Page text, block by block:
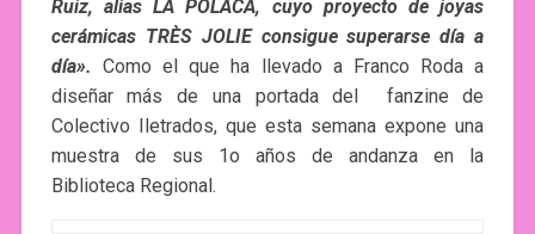
Ruiz, alias LA POLACA, cuyo proyecto de joyas
cerámicas TRÈS JOLIE consigue superarse día a
día». Como el que ha llevado a Franco Roda a
diseñar más de una portada del fanzine de
Colectivo Iletrados, que esta semana expone una
muestra de sus 1o años de andanza en la
Biblioteca Regional.